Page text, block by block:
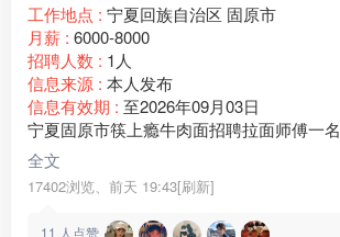
工作地点 : 宁夏回族自治区 固原市
月薪 : 6000-8000
招聘人数 : 1人
信息来源 : 本人发布
信息有效期 : 至2026年09月03日
宁夏固原市筷上瘾牛肉面招聘拉面师傅一名
全文
17402浏览、 前天 19:43[刷新]
11 人点赞